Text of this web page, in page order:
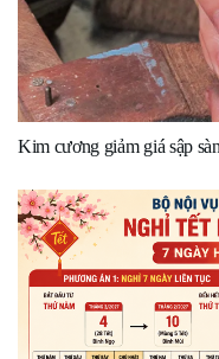
Kim cương giảm giá sập